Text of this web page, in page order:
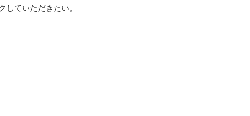
していただきたい。